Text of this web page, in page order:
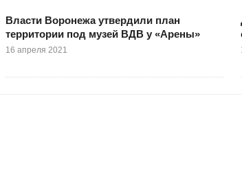
Власти Воронежа утвердили план
территории под музей ВДВ у «Арены»
16 апреля 2021